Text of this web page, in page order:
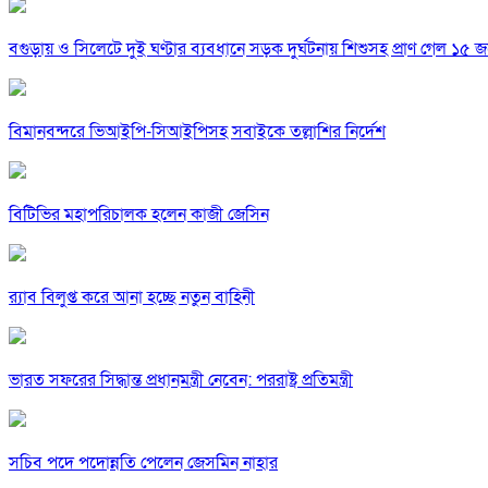
বগুড়ায় ও সিলেটে দুই ঘণ্টার ব্যবধানে সড়ক দুর্ঘটনায় শিশুসহ প্রাণ গেল ১৫
বিমানবন্দরে ভিআইপি-সিআইপিসহ সবাইকে তল্লাশির নির্দেশ
বিটিভির মহাপরিচালক হলেন কাজী জেসিন
র‍্যাব বিলুপ্ত করে আনা হচ্ছে নতুন বাহিনী
ভারত সফরের সিদ্ধান্ত প্রধানমন্ত্রী নেবেন: পররাষ্ট্র প্রতিমন্ত্রী
সচিব পদে পদোন্নতি পেলেন জেসমিন নাহার